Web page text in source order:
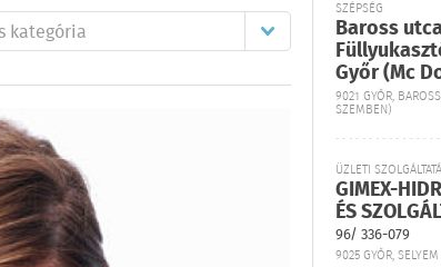
SZÉPSÉG
Baross
Győr (Mc
9021 GYŐR,
SZEMBEN)
ÜZLETI
GIMEX-
ÉS
96/ 336-079
9025 GYŐR,